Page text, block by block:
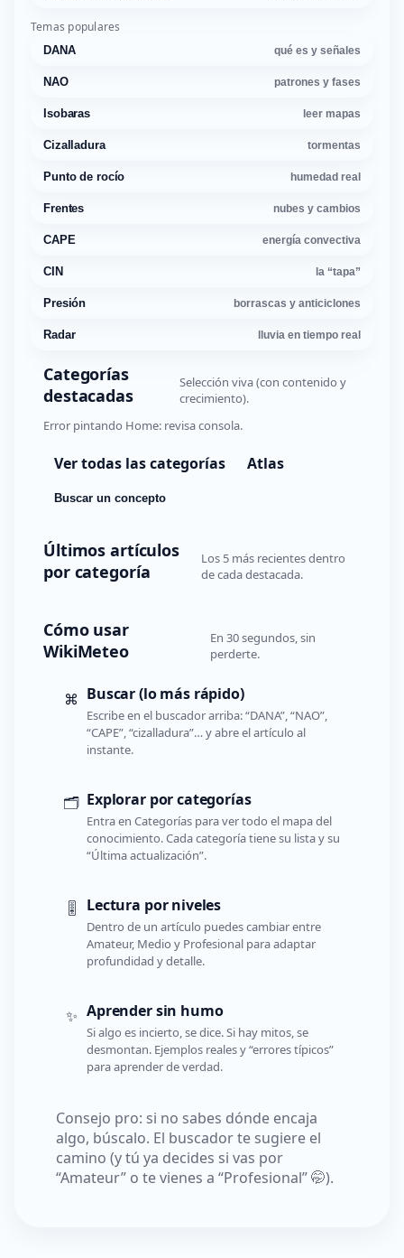
Temas populares
DANA qué es y señales
NAO patrones y fases
Isobaras leer mapas
Cizalladura tormentas
Punto de rocío humedad real
Frentes nubes y cambios
CAPE energía convectiva
CIN la “tapa”
Presión borrascas y anticiclones
Radar lluvia en tiempo real
Categorías
destacadas
Selección viva (con contenido y
crecimiento).
Error pintando Home: revisa consola.
Ver todas las categorías Atlas
Buscar un concepto
Últimos artículos
por categoría
Los 5 más recientes dentro
de cada destacada.
Cómo usar
WikiMeteo
En 30 segundos, sin
perderte.
⌘ Buscar (lo más rápido)
Escribe en el buscador arriba: “DANA”, “NAO”,
“CAPE”, “cizalladura”… y abre el artículo al
instante.
🗂️ Explorar por categorías
Entra en Categorías para ver todo el mapa del
conocimiento. Cada categoría tiene su lista y su
“Última actualización”.
🎚️ Lectura por niveles
Dentro de un artículo puedes cambiar entre
Amateur, Medio y Profesional para adaptar
profundidad y detalle.
✨ Aprender sin humo
Si algo es incierto, se dice. Si hay mitos, se
desmontan. Ejemplos reales y “errores típicos”
para aprender de verdad.
Consejo pro: si no sabes dónde encaja
algo, búscalo. El buscador te sugiere el
camino (y tú ya decides si vas por
“Amateur” o te vienes a “Profesional” 🤭).